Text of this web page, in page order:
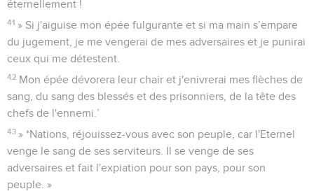
éternellement !
41 » Si j'aiguise mon épée fulgurante et si ma main s’empare
du jugement, je me vengerai de mes adversaires et je punirai
ceux qui me détestent.
42 Mon épée dévorera leur chair et j'enivrerai mes flèches de
sang, du sang des blessés et des prisonniers, de la tête des
chefs de l'ennemi.’
43 » *Nations, réjouissez-vous avec son peuple, car l'Eternel
venge le sang de ses serviteurs. Il se venge de ses
adversaires et fait l'expiation pour son pays, pour son
peuple. »